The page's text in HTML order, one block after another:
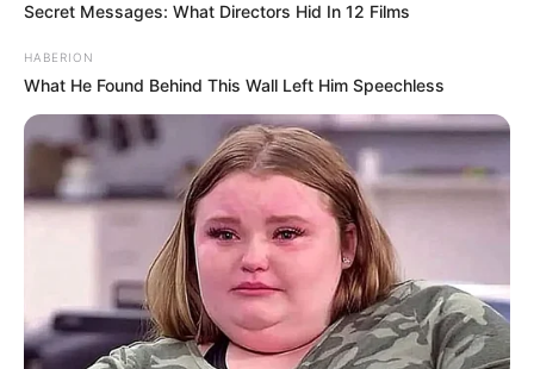
Secret Messages: What Directors Hid In 12 Films
HABERION
What He Found Behind This Wall Left Him Speechless